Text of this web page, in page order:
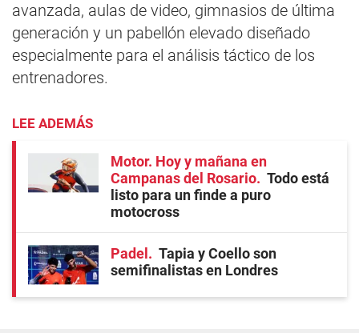
avanzada, aulas de video, gimnasios de última
generación y un pabellón elevado diseñado
especialmente para el análisis táctico de los
entrenadores.
LEE ADEMÁS
Motor. Hoy y mañana en
Campanas del Rosario
Todo está
listo para un finde a puro
motocross
Padel
Tapia y Coello son
semifinalistas en Londres